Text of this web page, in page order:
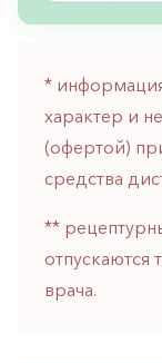
Урология
Ухо-
горло-
нос
Хирургия
Щитовидная
железа
*
характер и
(офертой)
средства
**
отпускаются
врача.